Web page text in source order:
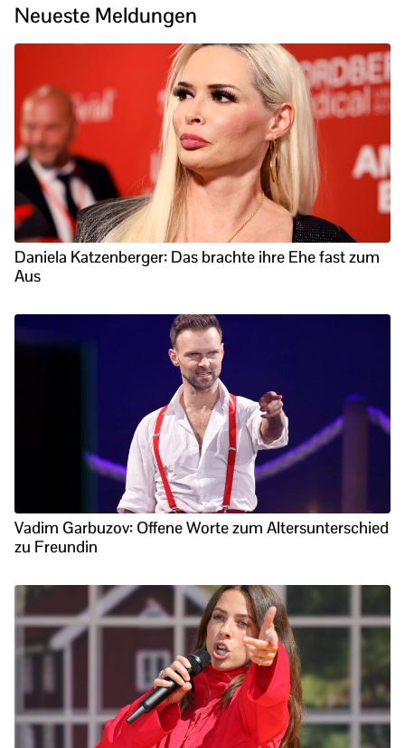
Neueste Meldungen
Daniela Katzenberger: Das brachte ihre Ehe fast zum
Aus
Vadim Garbuzov: Offene Worte zum Altersunterschied
zu Freundin